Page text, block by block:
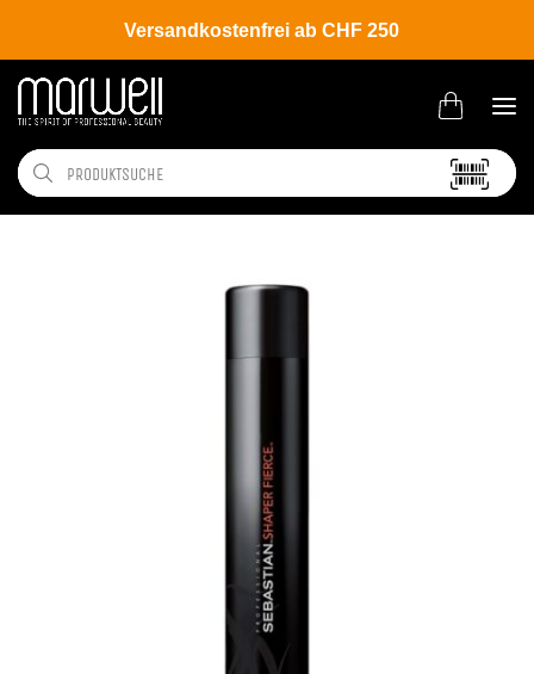
Versandkostenfrei ab CHF 250
Shop Brands Wella